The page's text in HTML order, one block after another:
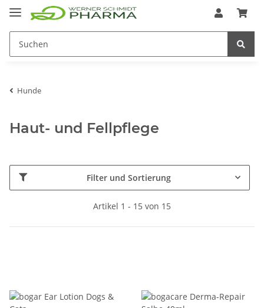
Hunde
Haut- und Fellpflege
Filter und Sortierung
Artikel 1 - 15 von 15